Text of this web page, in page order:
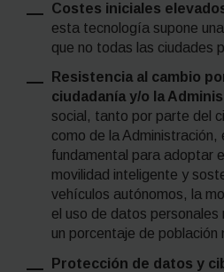
Costes iniciales
esta tecnología supone
que no todas las ciudades
Resistencia al cambio
ciudadanía y/o la
social, tanto por parte del
como de la Administración,
fundamental para adoptar
movilidad inteligente y
vehículos autónomos, la
el uso de datos personales
un porcentaje de población
Protección de datos y